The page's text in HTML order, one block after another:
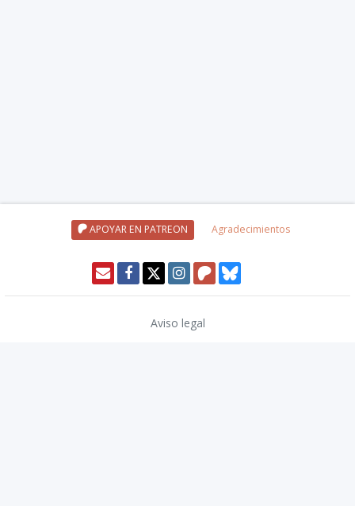
APOYAR EN PATREON Agradecimientos
Aviso legal